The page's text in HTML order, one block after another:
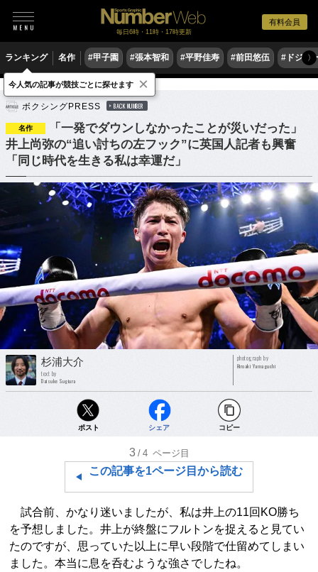
有料会員
毎日6時・11時・17時更新
ランキング 名作 #甲子園 #張本智和 #平野佳寿 #前田悠伍 #ドジャ
〉
格闘技 ボクシング
ボクシングPRESS BACK NUMBER
名作
「一発でダウンしなかったことが災いだった」
井上尚弥の“追い討ちの左フック”に英国人記者も興奮
「同じ時代を生きる私は幸運だ」
杉浦大介
text by
Daisuke Sugiura
photograph by
Hiroaki Yamaguchi
ポスト シェア コピー
3 /4 ページ目
この記事を1ページ目から読む
試合前、かなり迷いましたが、私は井上の11回KO勝ち
を予想しました。井上が終盤にフルトンを捉えると見てい
たのですが、思っていた以上に早い段階で仕留めてしまい
ました。本当に息を呑むような強さでしたね。
今人気の記事が競技ごとに探せます ×